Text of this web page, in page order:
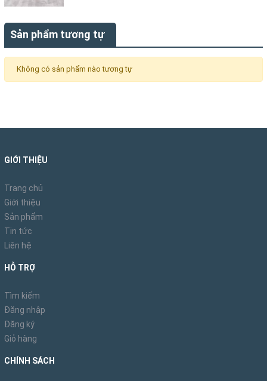
Sản phẩm tương tự
Không có sản phẩm nào tương tự
GIỚI THIỆU
Trang chủ
Giới thiệu
Sản phẩm
Tin tức
Liên hệ
HỖ TRỢ
Tìm kiếm
Đăng nhập
Đăng ký
Giỏ hàng
CHÍNH SÁCH